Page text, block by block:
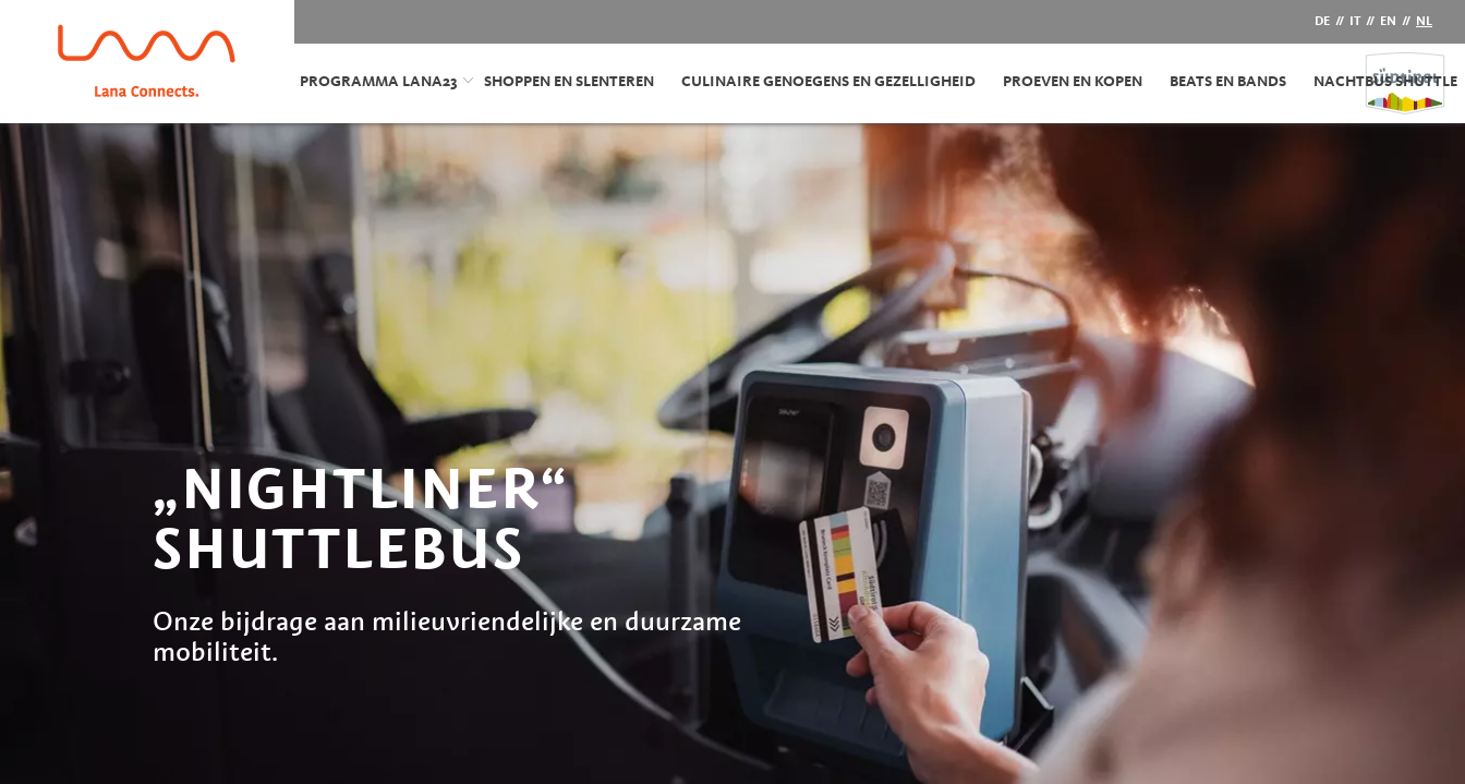
DE // IT // EN // NL
PROGRAMMA LANA23 SHOPPEN EN SLENTEREN CULINAIRE GENOEGENS EN GEZELLIGHEID PROEVEN EN KOPEN BEATS EN BANDS NACHTBUS SHUTTLE
„NIGHTLINER“
SHUTTLEBUS
Onze bijdrage aan milieuvriendelijke en duurzame
mobiliteit.